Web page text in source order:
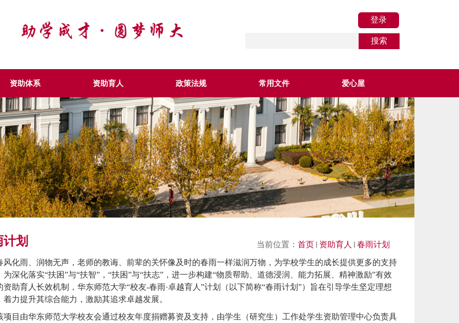
资助体系 资助育人 政策法规 常用文件 爱心屋
当前位置： 首页 资助育人 春雨计划
划
雨、润物无声，老师的教诲、前辈的关怀像及时的春雨一样滋润万物，为学校学生的成长提供更多的支持
为深化落实“扶困”与“扶智”，“扶困”与“扶志”，进一步构建“物质帮助、道德浸润、能力拓展、精神激励”有效
资助育人长效机制，华东师范大学“校友-春雨·卓越育人”计划（以下简称“春雨计划”）旨在引导学生坚定理想
着力提升其综合能力，激励其追求卓越发展。
由华东师范大学校友会通过校友年度捐赠募资及支持，由学生（研究生）工作处学生资助管理中心负责具